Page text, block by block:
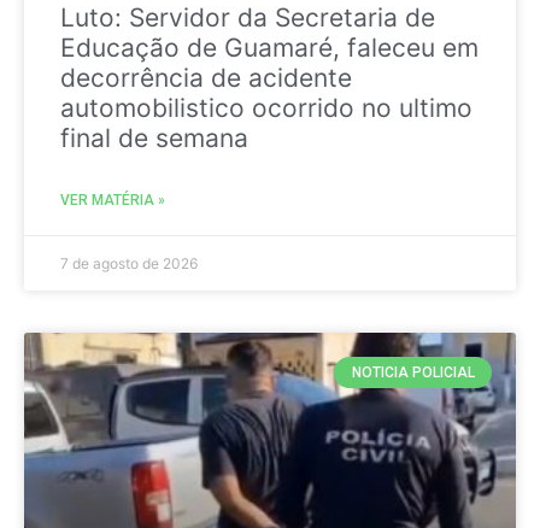
Luto: Servidor da Secretaria de
Educação de Guamaré, faleceu em
decorrência de acidente
automobilistico ocorrido no ultimo
final de semana
VER MATÉRIA »
7 de agosto de 2026
NOTICIA POLICIAL